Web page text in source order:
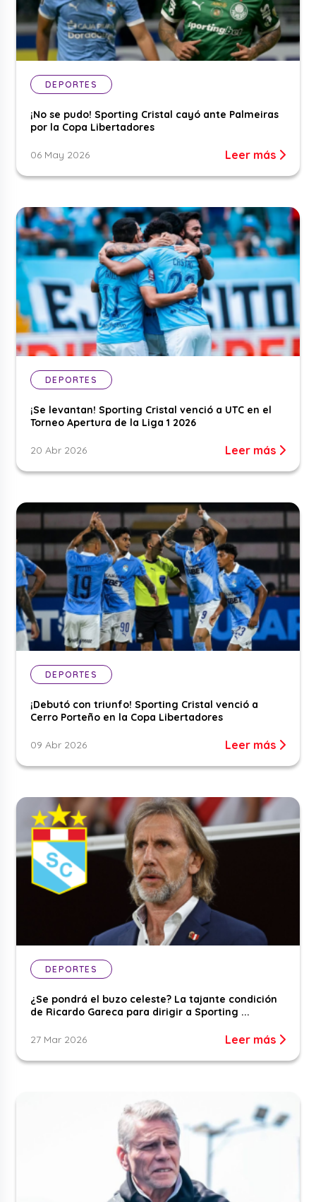
DEPORTES
¡No se pudo! Sporting Cristal cayó ante Palmeiras
por la Copa Libertadores
06 May 2026 Leer más
DEPORTES
¡Se levantan! Sporting Cristal venció a UTC en el
Torneo Apertura de la Liga 1 2026
20 Abr 2026 Leer más
DEPORTES
¡Debutó con triunfo! Sporting Cristal venció a
Cerro Porteño en la Copa Libertadores
09 Abr 2026 Leer más
DEPORTES
¿Se pondrá el buzo celeste? La tajante condición
de Ricardo Gareca para dirigir a Sporting ...
27 Mar 2026 Leer más